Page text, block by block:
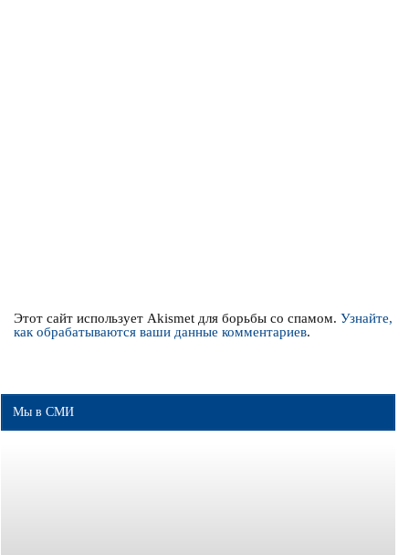
Этот сайт использует Akismet для борьбы со спамом.Узнайте,
как обрабатываются ваши данные комментариев.
Мы в СМИ